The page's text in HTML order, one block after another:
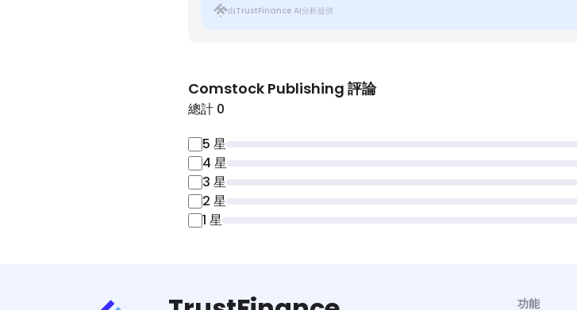
由TrustFinance AI分析提供
Comstock Publishing 評論
總計 0
5 星
4 星
3 星
2 星
1 星
功能